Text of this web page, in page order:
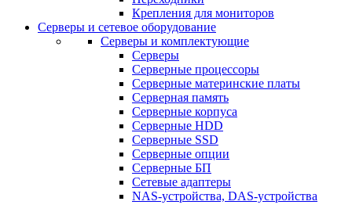
Крепления для мониторов
Серверы и сетевое оборудование
Серверы и комплектующие
Серверы
Серверные процессоры
Серверные материнские платы
Серверная память
Серверные корпуса
Серверные HDD
Серверные SSD
Серверные опции
Серверные БП
Сетевые адаптеры
NAS-устройства, DAS-устройства